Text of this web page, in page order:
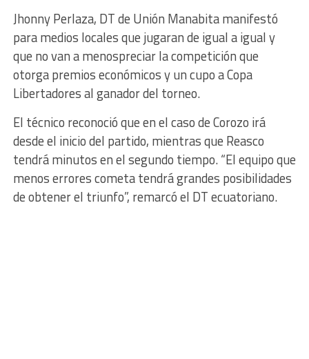
Jhonny Perlaza, DT de Unión Manabita manifestó
para medios locales que jugaran de igual a igual y
que no van a menospreciar la competición que
otorga premios económicos y un cupo a Copa
Libertadores al ganador del torneo.
El técnico reconoció que en el caso de Corozo irá
desde el inicio del partido, mientras que Reasco
tendrá minutos en el segundo tiempo. “El equipo que
menos errores cometa tendrá grandes posibilidades
de obtener el triunfo”, remarcó el DT ecuatoriano.